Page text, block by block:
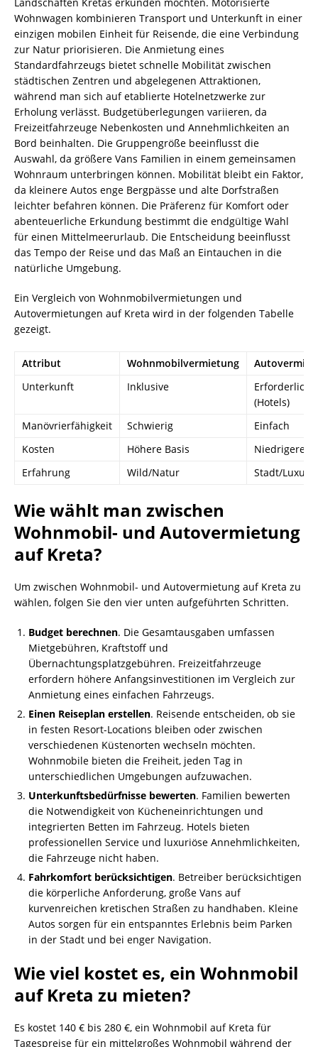
Wohnwagen kombinieren Transport und Unterkunft in einer
einzigen mobilen Einheit für Reisende, die eine Verbindung
zur Natur priorisieren. Die Anmietung eines
Standardfahrzeugs bietet schnelle Mobilität zwischen
städtischen Zentren und abgelegenen Attraktionen,
während man sich auf etablierte Hotelnetzwerke zur
Erholung verlässt. Budgetüberlegungen variieren, da
Freizeitfahrzeuge Nebenkosten und Annehmlichkeiten an
Bord beinhalten. Die Gruppengröße beeinflusst die
Auswahl, da größere Vans Familien in einem gemeinsamen
Wohnraum unterbringen können. Mobilität bleibt ein Faktor,
da kleinere Autos enge Bergpässe und alte Dorfstraßen
leichter befahren können. Die Präferenz für Komfort oder
abenteuerliche Erkundung bestimmt die endgültige Wahl
für einen Mittelmeerurlaub. Die Entscheidung beeinflusst
das Tempo der Reise und das Maß an Eintauchen in die
natürliche Umgebung.
Ein Vergleich von Wohnmobilvermietungen und
Autovermietungen auf Kreta wird in der folgenden Tabelle
gezeigt.
Attribut Wohnmobilvermietung
Unterkunft
Inklusive
Erforderlich
(Hotels)
Manövrierfähigkeit
Schwierig
Einfach
Kosten
Höhere Basis
Niedrigere
Erfahrung
Wild/Natur Stadt/Luxus
Wie wählt man zwischen
Wohnmobil- und Autovermietung
auf Kreta?
Um zwischen Wohnmobil- und Autovermietung auf Kreta zu
wählen, folgen Sie den vier unten aufgeführten Schritten.
Budget berechnen. Die Gesamtausgaben umfassen
Mietgebühren, Kraftstoff und
Übernachtungsplatzgebühren. Freizeitfahrzeuge
erfordern höhere Anfangsinvestitionen im Vergleich zur
Anmietung eines einfachen Fahrzeugs.
Einen Reiseplan erstellen. Reisende entscheiden, ob sie
in festen Resort-Locations bleiben oder zwischen
verschiedenen Küstenorten wechseln möchten.
Wohnmobile bieten die Freiheit, jeden Tag in
unterschiedlichen Umgebungen aufzuwachen.
Unterkunftsbedürfnisse bewerten. Familien bewerten
die Notwendigkeit von Kücheneinrichtungen und
integrierten Betten im Fahrzeug. Hotels bieten
professionellen Service und luxuriöse Annehmlichkeiten,
die Fahrzeuge nicht haben.
Fahrkomfort berücksichtigen. Betreiber berücksichtigen
die körperliche Anforderung, große Vans auf
kurvenreichen kretischen Straßen zu handhaben. Kleine
Autos sorgen für ein entspanntes Erlebnis beim Parken
in der Stadt und bei enger Navigation.
Wie viel kostet es, ein Wohnmobil
auf Kreta zu mieten?
Es kostet 140 € bis 280 €, ein Wohnmobil auf Kreta für
Tagespreise für ein mittelgroßes Wohnmobil während der